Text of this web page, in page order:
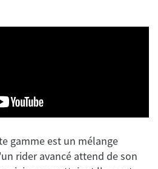
gamme est un mélange
rider avancé attend de son